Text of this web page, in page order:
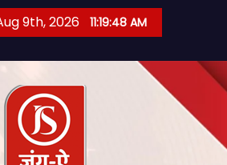
9th, 2026 11:19:49 AM